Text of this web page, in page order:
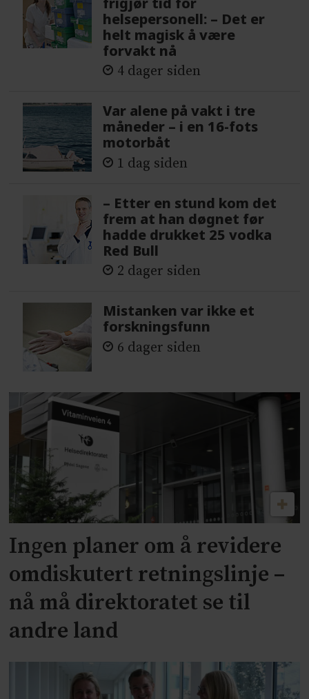
helsepersonell: – Det er
helt magisk å være
forvakt nå
4 dager siden
Var alene på vakt i tre
måneder – i en 16-fots
motorbåt
1 dag siden
– Etter en stund kom det
frem at han døgnet før
hadde drukket 25 vodka
Red Bull
2 dager siden
Mistanken var ikke et
forskningsfunn
6 dager siden
Ingen planer om å revidere
omdiskutert retningslinje –
nå må direktoratet se til
andre land